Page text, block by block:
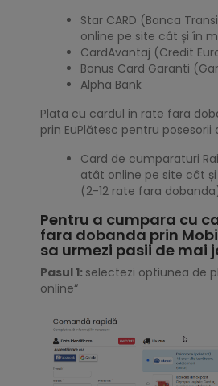
Star CARD (Banca
online pe site cât și în
CardAvantaj (Credit
Bonus Card Garanti
Alpha Bank
Plata cu cardul in rate fara
prin EuPlătesc pentru posesorii
Card de cumparaturi
atât online pe site cât
(2-12 rate fara
Pentru a cumpara cu
fara dobanda prin
sa urmezi pasii de mai
Pasul 1: selectezi optiunea de
online“